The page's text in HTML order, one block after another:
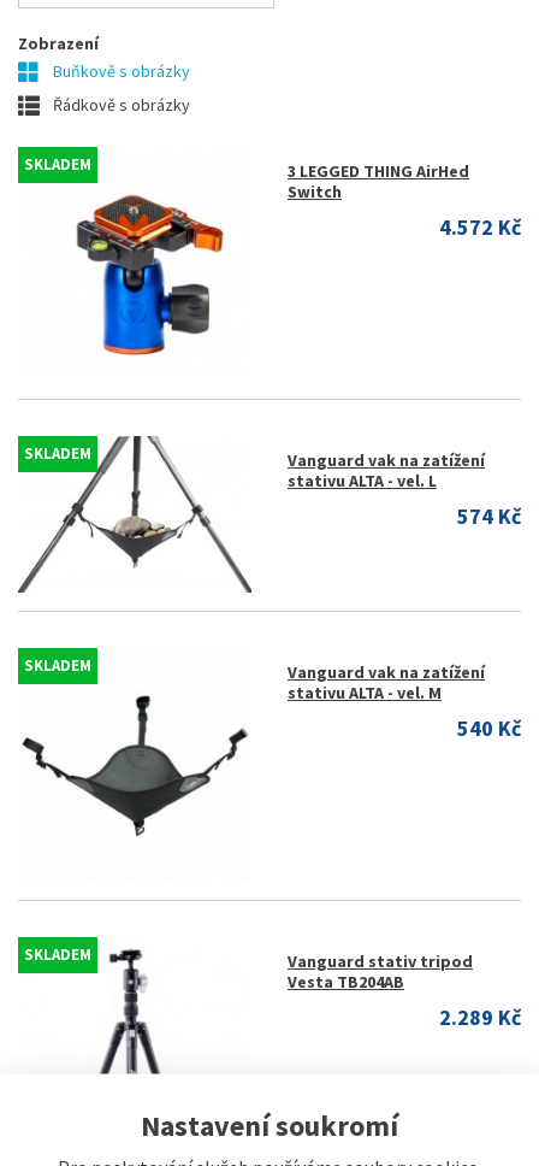
Nastavení soukromí
Zobrazení
Buňkově s obrázky
Řádkově s obrázky
SKLADEM
3 LEGGED THING AirHed
Switch
4.572 Kč
SKLADEM
Vanguard vak na zatížení
stativu ALTA - vel. L
574 Kč
SKLADEM
Vanguard vak na zatížení
stativu ALTA - vel. M
540 Kč
SKLADEM
Vanguard stativ tripod
Vesta TB204AB
2.289 Kč